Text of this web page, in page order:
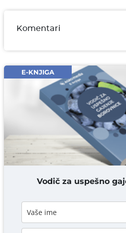
Komentari
Email* obavezno
Komentar* obavezno
DODAJ
E-KNJIGA
Vodič za uspešno